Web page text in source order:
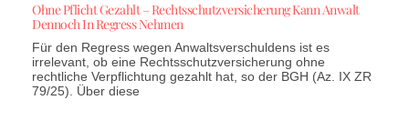
Ohne Pflicht Gezahlt – Rechtsschutzversicherung Kann Anwalt
Dennoch In Regress Nehmen
Für den Regress wegen Anwaltsverschuldens ist es
irrelevant, ob eine Rechtsschutzversicherung ohne
rechtliche Verpflichtung gezahlt hat, so der BGH (Az. IX ZR
79/25). Über diese